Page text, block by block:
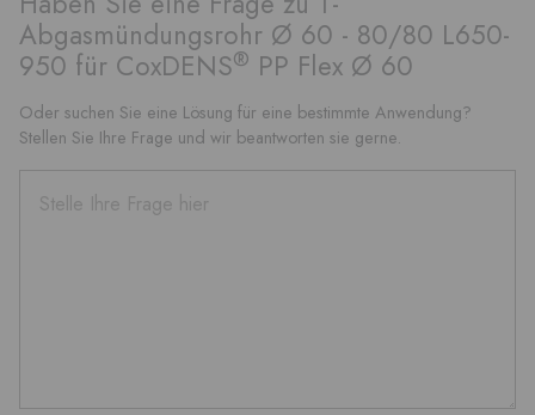
Abgasmündungsrohr Ø 60 - 80/80 L650-
950 für CoxDENS® PP Flex Ø 60
Oder suchen Sie eine Lösung für eine bestimmte Anwendung?
Stellen Sie Ihre Frage und wir beantworten sie gerne.